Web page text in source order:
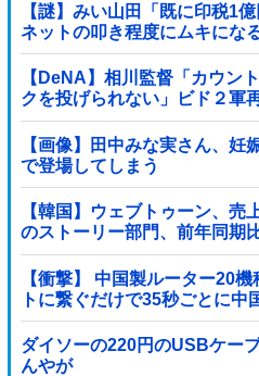
【謎】みい山田「既に印税1
ネットの叩き程度にムキにな
【DeNA】相川監督「カウン
クを投げられない」ビド２軍
【画像】田中みな実さん、妊
で登場してしまう
【韓国】ウェブトゥーン、売
のストーリー部門、前年同期
【衝撃】 中国製ルーター20
トに繋ぐだけで35秒ごとに中
ダイソーの220円のUSBケー
んやが